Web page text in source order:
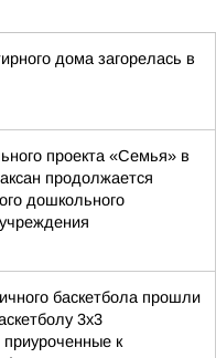
дома загорелась в
проекта «Семья» в
продолжается
дошкольного
баскетбола прошли
3x3
к